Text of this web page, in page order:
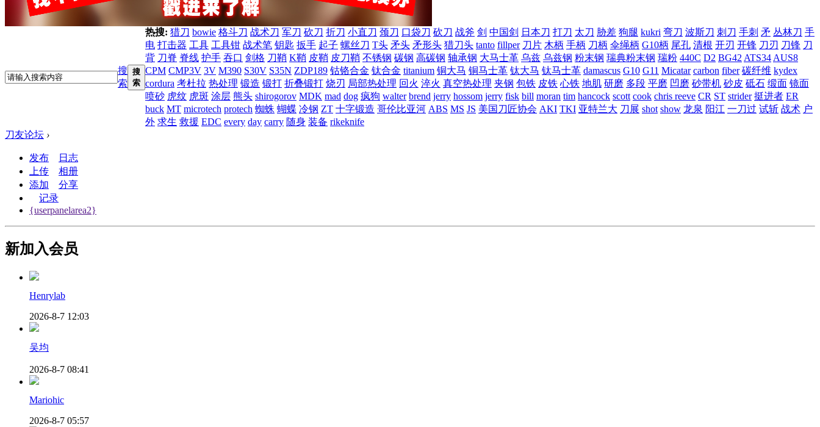
搜
索
搜
索
热搜: 猎刀 bowie 格斗刀 战术刀 军刀 砍刀 折刀 小直刀 颈刀 口袋刀 砍刀 战斧 剑 中国剑 日本刀 打刀 太刀 胁差 狗腿 kukri 弯刀 波斯刀 刺刀 手刺 矛 丛林刀 手
电 打击器 工具 工具钳 战术笔 钥匙 扳手 起子 螺丝刀 T头 矛头 矛形头 猎刀头 tanto fillper 刀片 木柄 手柄 刀柄 伞绳柄 G10柄 尾孔 清根 开刃 开锋 刀刃 刀锋 刀
背 刀脊 脊线 护手 吞口 剑格 刀鞘 K鞘 皮鞘 皮刀鞘 不锈钢 碳钢 高碳钢 轴承钢 大马士革 乌兹 乌兹钢 粉末钢 瑞典粉末钢 瑞粉 440C D2 BG42 ATS34 AUS8
CPM CMP3V 3V M390 S30V S35N ZDP189 钴铬合金 钛合金 titanium 铜大马 铜马士革 钛大马 钛马士革 damascus G10 G11 Micatar carbon fiber 碳纤维 kydex
cordura 考杜拉 热处理 锻造 锻打 折叠锻打 烧刃 局部热处理 回火 淬火 真空热处理 夹钢 包铁 皮铁 心铁 地肌 研磨 多段 平磨 凹磨 砂带机 砂皮 砥石 缎面 镜面
喷砂 虎纹 虎斑 涂层 熊头 shirogorov MDK mad dog 疯狗 walter brend jerry hossom jerry fisk bill moran tim hancock scott cook chris reeve CR ST strider 挺进者 ER
buck MT microtech protech 蜘蛛 蝴蝶 冷钢 ZT 十字锻造 哥伦比亚河 ABS MS JS 美国刀匠协会 AKI TKI 亚特兰大 刀展 shot show 龙泉 阳江 一刀过 试斩 战术 户
外 求生 救援 EDC every day carry 随身 装备 rikeknife
刀友论坛 ›
发布
日志
上传
相册
添加
分享
记录
{userpanelarea2}
新加入会员
Henrylab
2026-8-7 12:03
吴均
2026-8-7 08:41
Mariohic
2026-8-7 05:57